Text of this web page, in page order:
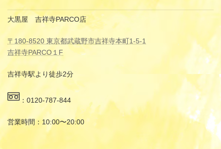
大黒屋 吉祥寺PARCO店
〒180-8520 東京都武蔵野市吉祥寺本町1-5-1
吉祥寺PARCO１F
吉祥寺駅より徒歩2分
：0120-787-844
営業時間：10:00〜20:00